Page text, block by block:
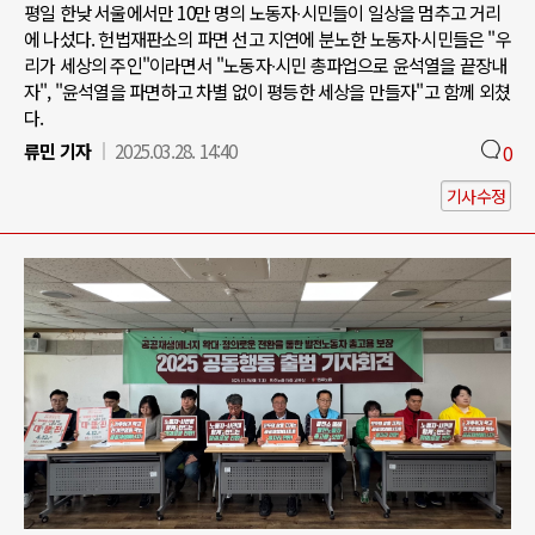
평일 한낮 서울에서만 10만 명의 노동자∙시민들이 일상을 멈추고 거리
에 나섰다. 헌법재판소의 파면 선고 지연에 분노한 노동자∙시민들은 "우
리가 세상의 주인"이라면서 "노동자∙시민 총파업으로 윤석열을 끝장내
자", "윤석열을 파면하고 차별 없이 평등한 세상을 만들자"고 함께 외쳤
다.
류민 기자
2025.03.28. 14:40 0
기사수정